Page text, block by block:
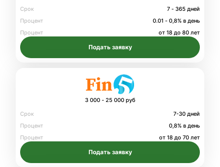
Срок
7 - 365 дней
Процент
0.01 - 0,8% в день
Процент
от 18 до 80 лет
Подать заявку
3 000 - 25 000 руб
Срок
7-30 дней
Процент
0,8% в день
Процент
от 18 до 70 лет
Подать заявку